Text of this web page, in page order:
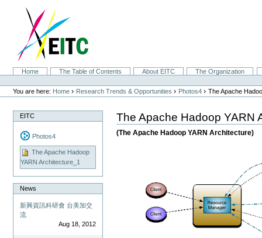
navigation
SectionsHome The Table of Contents About EITC
The Organization
Personal
tools
You are here: Home › Research Trends & Opportunities › Photos4 ›The Apache
EITC
Photos4
The Apache Hadoop
YARN Architecture_1
News
新興資訊科研會 台美加交
流
Aug 18, 2012
The Apache Hadoop YARN
(The Apache Hadoop YARN Architecture)